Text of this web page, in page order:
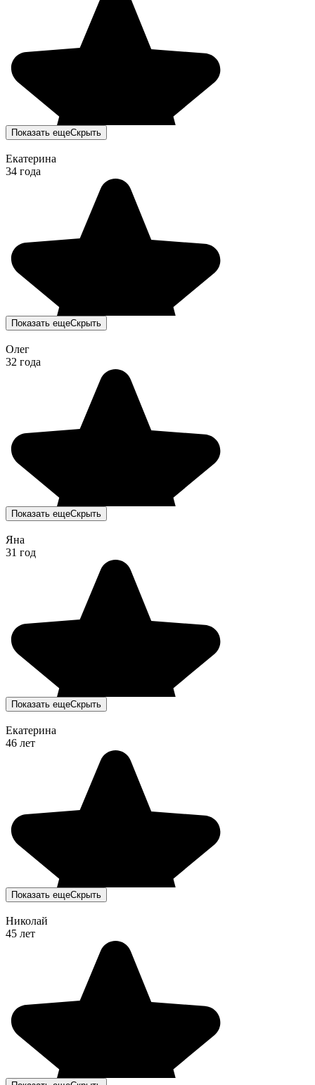
Показать ещеСкрыть
Екатерина
34 года
Показать ещеСкрыть
Олег
32 года
Показать ещеСкрыть
Яна
31 год
Показать ещеСкрыть
Екатерина
46 лет
Показать ещеСкрыть
Николай
45 лет